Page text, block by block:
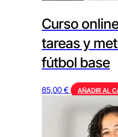
Curso
tareas y
fútbol base
85,00 € AÑADIR AL